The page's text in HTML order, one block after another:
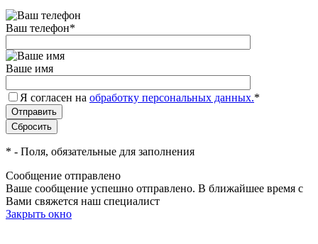
Ваш телефон*
Ваше имя
Я согласен на обработку персональных данных.*
* - Поля, обязательные для заполнения
Сообщение отправлено
Ваше сообщение успешно отправлено. В ближайшее время с
Вами свяжется наш специалист
Закрыть окно